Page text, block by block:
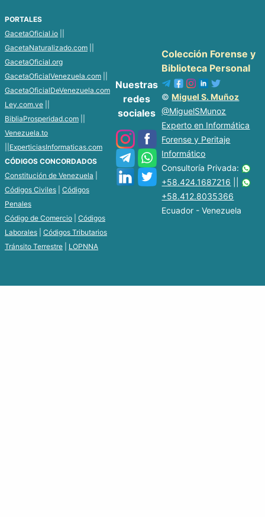
PORTALES
GacetaOficial.io
GacetaNaturalizado.com
GacetaOficial.org
GacetaOficialVenezuela.com
GacetaOficialDeVenezuela.com
Ley.com.ve
BibliaProsperidad.com
Venezuela.to
ExperticiasInformaticas.com
CÓDIGOS CONCORDADOS
Constitución de Venezuela
Códigos Civiles
Códigos
Penales
Código de Comercio
Códigos
Laborales
Códigos Tributarios
Tránsito Terrestre
LOPNNA
Nuestras
redes
sociales
Colección Forense y
Biblioteca Personal
©Miguel S. Muñoz
@MiguelSMunoz
Experto en Informática
Forense y Peritaje
Informático
Consultoría Privada:
+58.424.1687216
+58.412.8035366
Ecuador - Venezuela